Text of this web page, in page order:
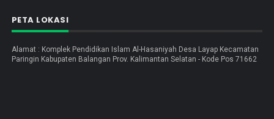
PETA LOKASI
Alamat : Komplek Pendidikan Islam Al-Hasaniyah Desa Layap Kecamatan
Paringin Kabupaten Balangan Prov. Kalimantan Selatan - Kode Pos 71662